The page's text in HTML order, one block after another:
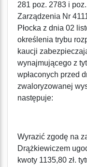
281 poz. 2783 i
Zarządzenia Nr
Płocka z dnia 02
określenia trybu
kaucji
wynajmującego z
wpłaconych przed
zwaloryzowanej
następuje:
Wyrazić zgodę na
Drążkiewiczem
kwoty 1135,80 zł.